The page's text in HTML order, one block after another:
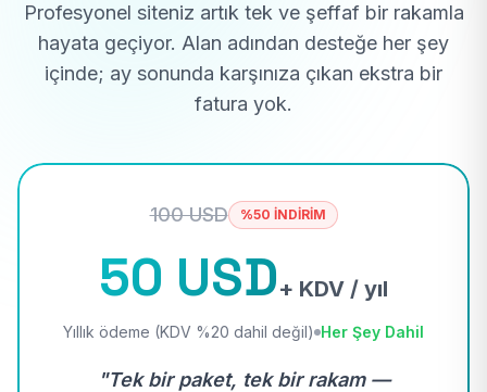
Profesyonel siteniz artık tek ve şeffaf bir rakamla
hayata geçiyor. Alan adından desteğe her şey
içinde; ay sonunda karşınıza çıkan ekstra bir
fatura yok.
100 USD %50 İNDİRİM
50 USD+ KDV / yıl
Yıllık ödeme (KDV %20 dahil değil) Her Şey Dahil
"Tek bir paket, tek bir rakam —